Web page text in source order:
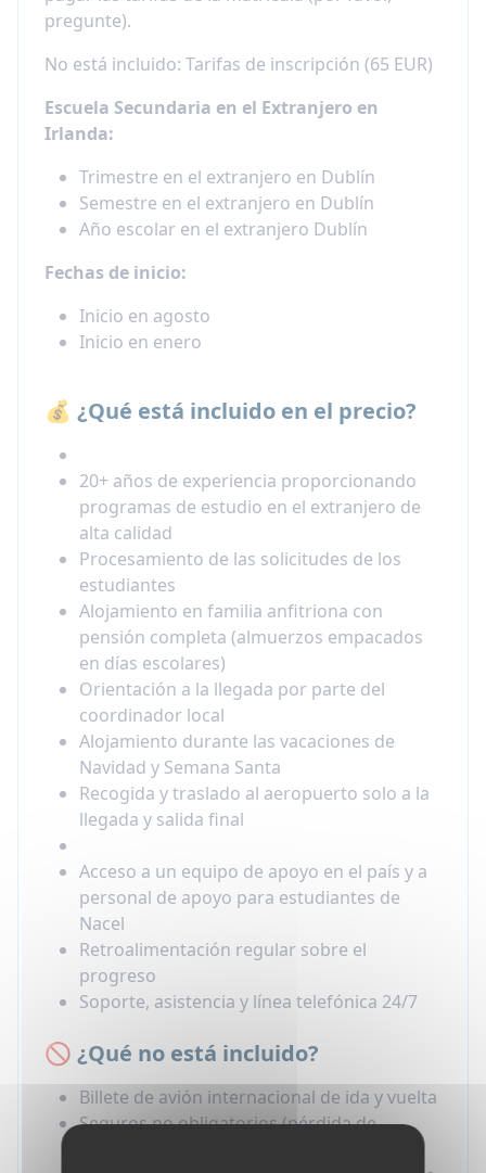
pregunte).
No está incluido: Tarifas de inscripción (65 EUR)
Escuela Secundaria en el Extranjero en
Irlanda:
Trimestre en el extranjero en Dublín
Semestre en el extranjero en Dublín
Año escolar en el extranjero Dublín
Fechas de inicio:
Inicio en agosto
Inicio en enero
💰 ¿Qué está incluido en el precio?
20+ años de experiencia proporcionando
programas de estudio en el extranjero de
alta calidad
Procesamiento de las solicitudes de los
estudiantes
Alojamiento en familia anfitriona con
pensión completa (almuerzos empacados
en días escolares)
Orientación a la llegada por parte del
coordinador local
Alojamiento durante las vacaciones de
Navidad y Semana Santa
Recogida y traslado al aeropuerto solo a la
llegada y salida final
Acceso a un equipo de apoyo en el país y a
personal de apoyo para estudiantes de
Nacel
Retroalimentación regular sobre el
progreso
Soporte, asistencia y línea telefónica 24/7
🚫 ¿Qué no está incluido?
Billete de avión internacional de ida y vuelta
Seguros no obligatorios (pérdida de